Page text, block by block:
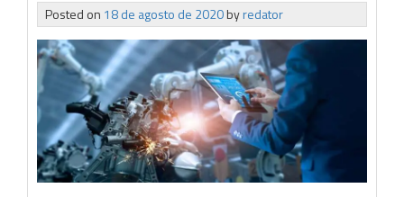
Posted on 18 de agosto de 2020byredator